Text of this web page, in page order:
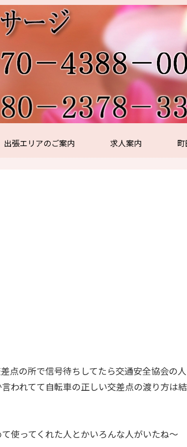
出張エリアのご案内 求人案内
点の所で信号待ちしてたら交通安全協会の
われてて自転車の正しい交差点の渡り方は
使ってくれた人とかいろんな人がいたね〜